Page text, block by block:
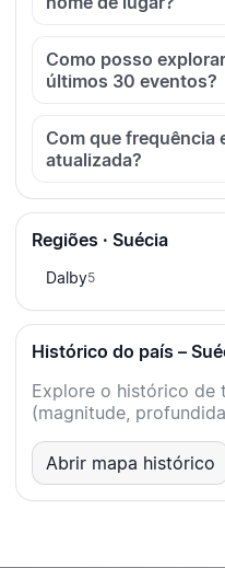
Como posso
últimos 30 eventos?
Com que frequência
atualizada?
Regiões · Suécia
Dalby5
Histórico do país –
Explore o histórico
(magnitude,
Abrir mapa histórico